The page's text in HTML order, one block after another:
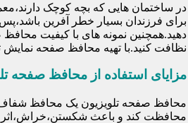
در ساختمان هایی که بچه کوچک
برای فرزندان بسیار خطر آفرین
دهید.همچنین نمونه های با کیفیت
نظافت کنید.با تهیه محافظ صفحه نمایش
مزایای استفاده از محافظ صفحه
محافظت کند و باعث شکستن،خراش،اثر